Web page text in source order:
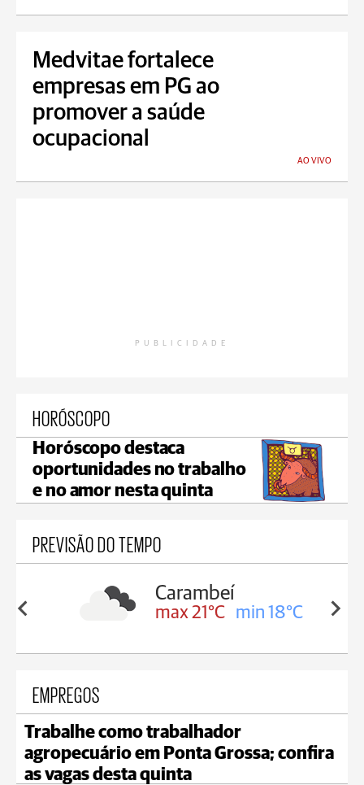
Medvitae fortalece
empresas em PG ao
promover a saúde
ocupacional
AO VIVO
PUBLICIDADE
HORÓSCOPO
Horóscopo destaca
oportunidades no trabalho
e no amor nesta quinta
PREVISÃO DO TEMPO
19°C
Carambeí
max 21°C min 18°C
EMPREGOS
Trabalhe como trabalhador
agropecuário em Ponta Grossa; confira
as vagas desta quinta